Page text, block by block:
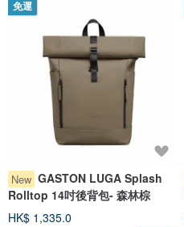
免運
New GASTON LUGA Splash
Rolltop 14吋後背包- 森林棕
HK$ 1,335.0